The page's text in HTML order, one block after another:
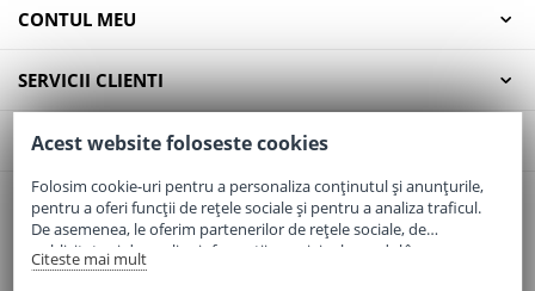
CONTUL MEU
SERVICII CLIENTI
CONTACT
Email:office@elaptepraf.ro
Telefon:0745-964-449
Adresa:Sos. Borsului, Nr. 20, Oradea, Jud. Bihor
Acest website foloseste cookies
Folosim cookie-uri pentru a personaliza conținutul și anunțurile,
pentru a oferi funcții de rețele sociale și pentru a analiza traficul.
De asemenea, le oferim partenerilor de rețele sociale, de
publicitate și de analize informații cu privire la modul în care
folosiți site-ul nostru. Aceștia le pot combina cu alte informații
Citeste mai mult